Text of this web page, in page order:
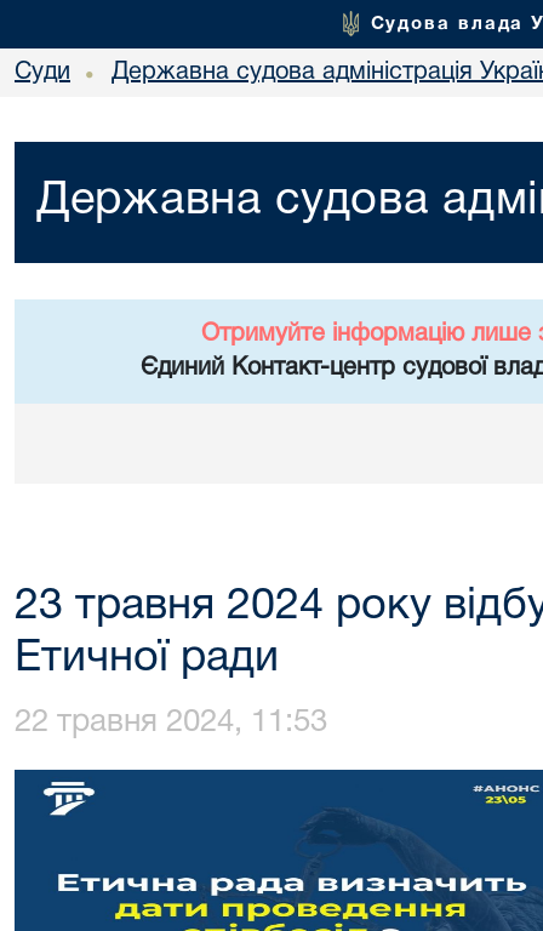
Судова влада
Суди • Державна судова адміністрація
Державна судова
Отримуйте інформацію лише
Єдиний Контакт-центр судової
23 травня 2024 року
Етичної ради
22 травня 2024, 11:53